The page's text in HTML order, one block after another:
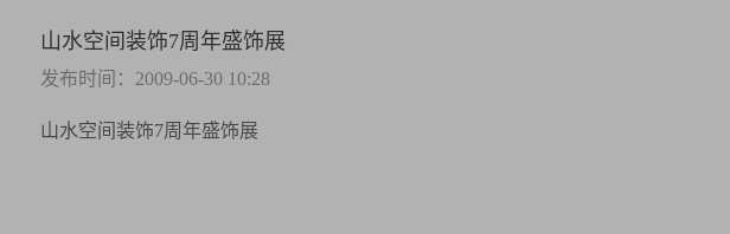
山水空间装饰7周年盛饰展
发布时间：2009-06-30 10:28
山水空间装饰7周年盛饰展